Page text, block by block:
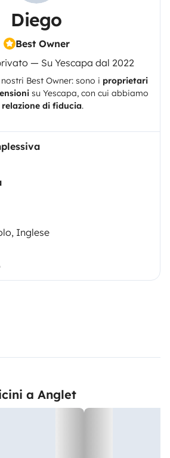
Diego
Best Owner
— Su Yescapa dal 2022
Best Owner: sono i proprietari
su Yescapa, con cui abbiamo
relazione di fiducia.
Inglese
a Anglet